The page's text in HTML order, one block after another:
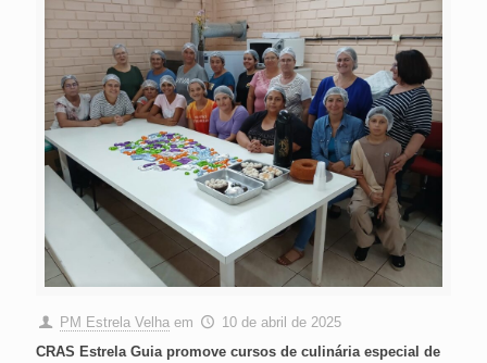
PM Estrela Velha em
10 de abril de 2025
CRAS Estrela Guia promove cursos de culinária especial de